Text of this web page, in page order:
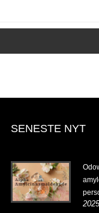
SENESTE NYT